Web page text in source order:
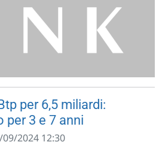
per 6,5 miliardi:
per 3 e 7 anni
2024 12:30